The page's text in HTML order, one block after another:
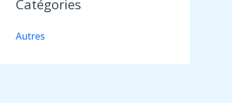
Catégories
Autres